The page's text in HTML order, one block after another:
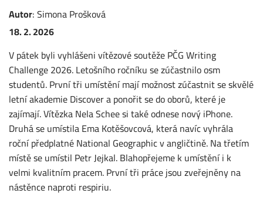
Autor:SimonaProšková
18. 2. 2026
V pátek byli vyhlášeni vítězové soutěže PČG Writing
Challenge 2026. Letošního ročníku se zúčastnilo osm
studentů. První tři umístění mají možnost zúčastnit se skvělé
letní akademie Discover a ponořit se do oborů, které je
zajímají. Vítězka Nela Schee si také odnese nový iPhone.
Druhá se umístila Ema Kotěšovcová, která navíc vyhrála
roční předplatné National Geographic v angličtině. Na třetím
místě se umístil Petr Jejkal. Blahopřejeme k umístění i k
velmi kvalitním pracem. První tři práce jsou zveřejněny na
nástěnce naproti respiriu.